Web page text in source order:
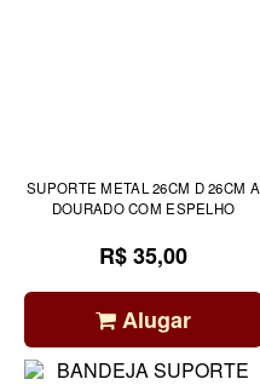
SUPORTE METAL 26CM D 26CM A
DOURADO COM ESPELHO
R$ 35,00
Alugar